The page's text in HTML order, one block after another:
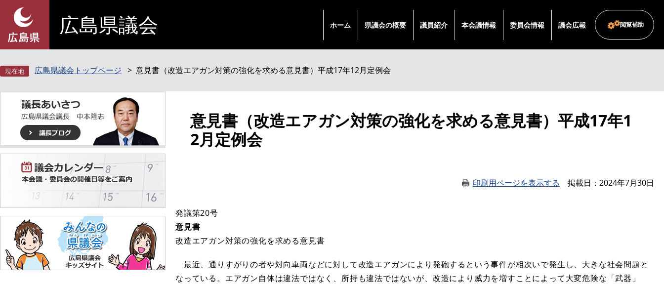
頭
で
飛
ば
広島県議会 ホーム 県議会の概要 議員紹介 本会議情報 委員会情報 議会広報 閲覧補助
広島県議会トップページ 意見書（改造エアガン対策の強化を求める意見書）平成17年12月定例会
意見書（改造エアガン対策の強化を求める意見書）平成17年1
2月定例会
印刷用ページを表示する 掲載日 2024年7月30日
発議第20号
意見書
改造エアガン対策の強化を求める意見書
最近、通りすがりの者や対向車両などに対して改造エアガンにより発砲するという事件が相次いで発生し、大きな社会問題と
なっている。エアガン自体は違法ではなく、所持も違法ではないが、改造により威力を増すことによって大変危険な「武器」